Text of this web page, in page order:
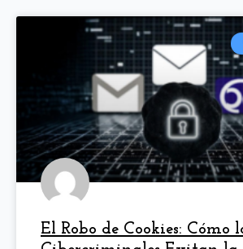
El Robo de Cookies: Cómo